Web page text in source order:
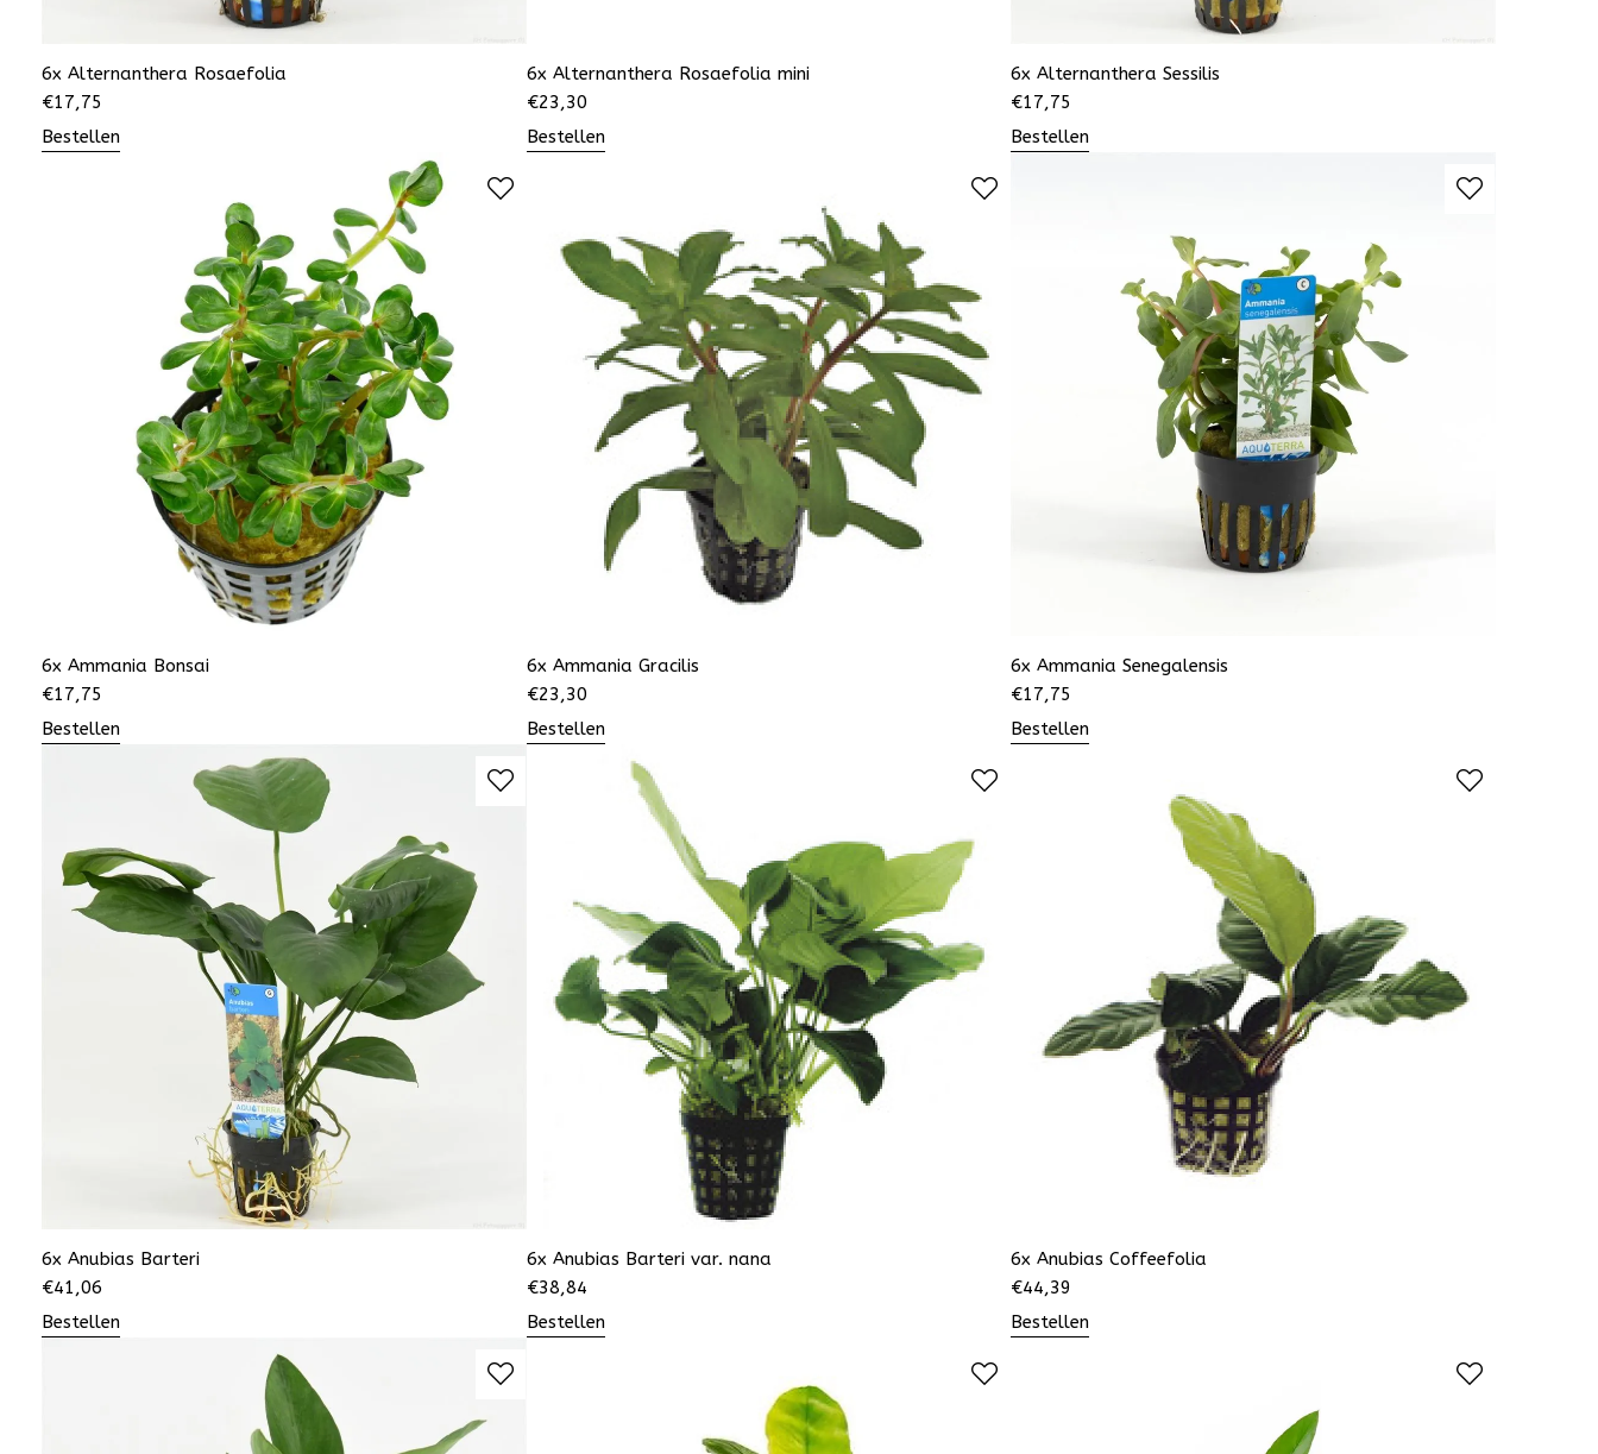
6x Alternanthera Rosaefolia
€17,75
Bestellen
6x Alternanthera Rosaefolia mini
€23,30
Bestellen
6x Alternanthera Sessilis
€17,75
Bestellen
6x Ammania Bonsai
€17,75
Bestellen
6x Ammania Gracilis
€23,30
Bestellen
6x Ammania Senegalensis
€17,75
Bestellen
6x Anubias Barteri
€41,06
Bestellen
6x Anubias Barteri var. nana
€38,84
Bestellen
6x Anubias Coffeefolia
€44,39
Bestellen